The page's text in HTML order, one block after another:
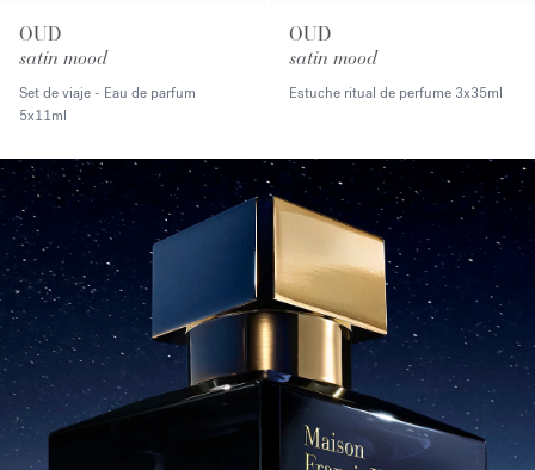
OUD
satin mood
Set de viaje - Eau de parfum
5x11ml
OUD
satin mood
Estuche ritual de perfume 3x35ml